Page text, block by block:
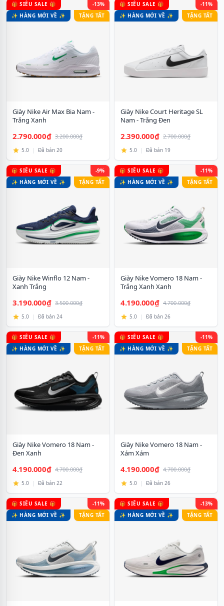
🎁 SIÊU SALE 🎁
✨ HÀNG MỚI VỀ ✨
-13%
TẶNG TẤT
Giày Nike Air Max Bia Nam -
Trắng Xanh
2.790.000₫ 3.200.000₫
5.0 | Đã bán 20
🎁 SIÊU SALE 🎁
✨ HÀNG MỚI VỀ ✨
-11%
TẶNG TẤT
Giày Nike Court Heritage SL
Nam - Trắng Đen
2.390.000₫ 2.700.000₫
5.0 | Đã bán 19
🎁 SIÊU SALE 🎁
✨ HÀNG MỚI VỀ ✨
-9%
TẶNG TẤT
Giày Nike Winflo 12 Nam -
Xanh Trắng
3.190.000₫ 3.500.000₫
5.0 | Đã bán 24
🎁 SIÊU SALE 🎁
✨ HÀNG MỚI VỀ ✨
-11%
TẶNG TẤT
Giày Nike Vomero 18 Nam -
Trắng Xanh Xanh
4.190.000₫ 4.700.000₫
5.0 | Đã bán 26
🎁 SIÊU SALE 🎁
✨ HÀNG MỚI VỀ ✨
-11%
TẶNG TẤT
Giày Nike Vomero 18 Nam -
Đen Xanh
4.190.000₫ 4.700.000₫
5.0 | Đã bán 22
🎁 SIÊU SALE 🎁
✨ HÀNG MỚI VỀ ✨
-11%
TẶNG TẤT
Giày Nike Vomero 18 Nam -
Xám Xám
4.190.000₫ 4.700.000₫
5.0 | Đã bán 26
🎁 SIÊU SALE 🎁
✨ HÀNG MỚI VỀ ✨
-11%
TẶNG TẤT
🎁 SIÊU SALE 🎁
✨ HÀNG MỚI VỀ ✨
-13%
TẶNG TẤT